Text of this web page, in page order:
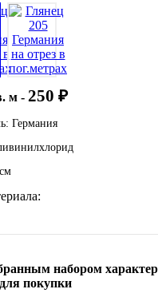
м - 250 ₽
Германия
набором
покупки